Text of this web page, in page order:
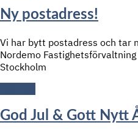
Ny postadress!
Vi har bytt postadress och tar
Nordemo
Stockholm
God Jul & Gott Nytt